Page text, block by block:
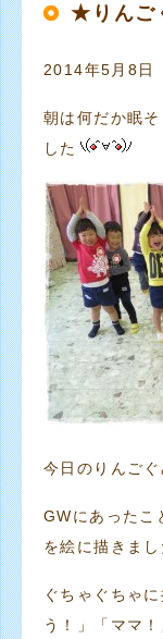
★りんご
2014年5月8日
朝は何だか眠
した
今日のりんご
GWにあったこ
を絵に描きま
ぐちゃぐちゃ
う！」「ママ